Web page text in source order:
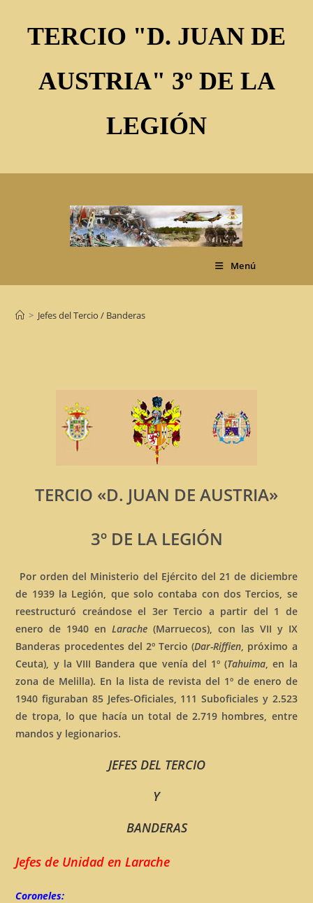
contenidoTERCIO "D. JUAN DE
AUSTRIA" 3º DE LA
LEGIÓN
Menú
> Jefes del Tercio / Banderas
TERCIO «D. JUAN DE AUSTRIA»
3º DE LA LEGIÓN
Por orden del Ministerio del Ejército del 21 de diciembre
de 1939 la Legión, que solo contaba con dos Tercios, se
reestructuró creándose el 3er Tercio a partir del 1 de
enero de 1940 enLarache (Marruecos), con las VII y IX
Banderas procedentes del 2º Tercio (Dar-Riffien, próximo a
Ceuta), y la VIII Bandera que venía del 1º (Tahuima, en la
zona de Melilla). En la lista de revista del 1º de enero de
1940 figuraban 85 Jefes-Oficiales, 111 Suboficiales y 2.523
de tropa, lo que hacía un total de 2.719 hombres, entre
mandos y legionarios.
JEFES DEL TERCIO
Y
BANDERAS
Jefes de Unidad en Larache
Coroneles: